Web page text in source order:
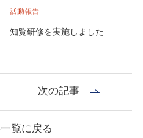
活動報告
知覧研修を実施しました
覧に戻る
次の記事